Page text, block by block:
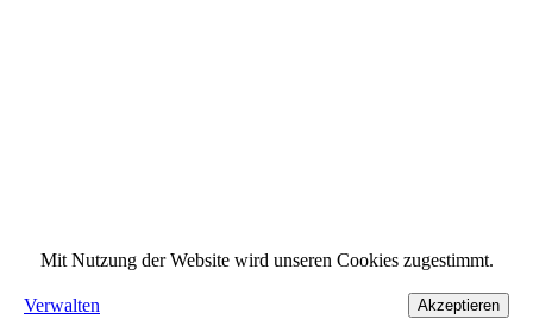
Mit Nutzung der Website wird unseren Cookies zugestimmt.
Verwalten Akzeptieren